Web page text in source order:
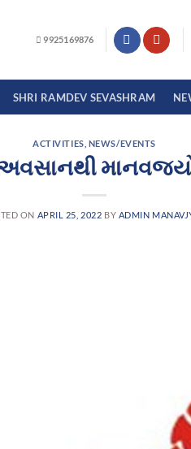
9925169876
SHRI RAMDEV SEVASHRAM
ACTIVITIES NEWS/EVENTS
અવસાનથી
ON APRIL 25, 2022 BY ADMIN